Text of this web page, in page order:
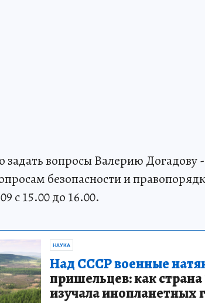
вопросы Валерию Догадову
безопасности и
с 15.00 до 16.00.
НАУКА
Над СССР военные
пришельцев: как страна
изучала инопланетных